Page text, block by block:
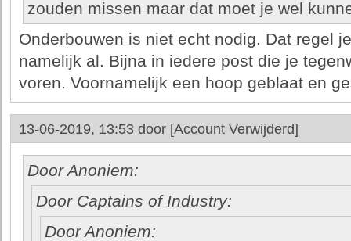
zouden missen maar dat moet je wel
Onderbouwen is niet echt nodig. Dat regel
namelijk al. Bijna in iedere post die je
voren. Voornamelijk een hoop geblaat en
13-06-2019, 13:53 door [Account Verwijderd]
Door Anoniem:
Door Captains of Industry:
Door Anoniem: